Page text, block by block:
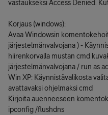
vastaukseksi Access Denied.
Korjaus (windows):
Avaa Windowsin
järjestelmänvalvojana ) -
hiirenkorvalla mustan cmd
järjestelmänvalvojana / run as
Win XP: Käynnistävalikosta
avattavaksi ohjelmaksi cmd
Kirjoita auenneeseen
ipconfig /flushdns